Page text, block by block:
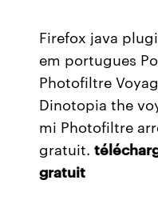
Firefox java
em portugues
Photofiltre
Dinotopia the
mi Photofiltre
gratuit.
gratuit